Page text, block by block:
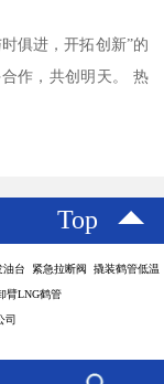
俱进，开拓创新”的
作，共创明天。 热
Top
台 紧急拉断阀 撬装鹤管低温
臂LNG鹤管
司